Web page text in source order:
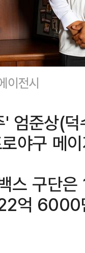
이전시
엄준상(
야구 메
스 구단
억 6000